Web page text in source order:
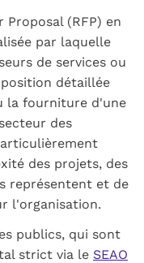
(RFP) en
par laquelle
de services ou
détaillée
la fourniture d'une
des
des projets, des
représentent et de
l'organisation.
publics, qui sont
strict via le SEAO